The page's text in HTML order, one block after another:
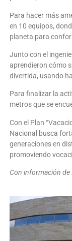
Para hacer más
en 10 equipos,
planeta para
Junto con el
aprendieron cómo
divertida, usando
Para finalizar la
metros que se
Con el Plan
Nacional busca
generaciones en
promoviendo
Con información de